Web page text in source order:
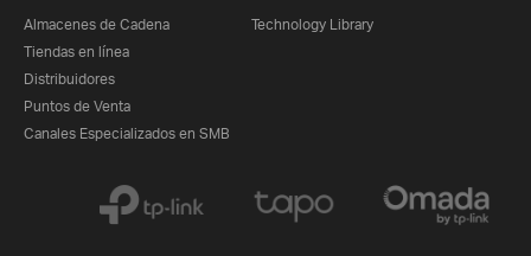
Almacenes de Cadena
Tiendas en línea
Distribuidores
Puntos de Venta
Canales Especializados en SMB
Technology Library